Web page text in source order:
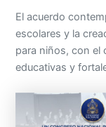
El acuerdo
escolares y la
para niños, con el
educativas y